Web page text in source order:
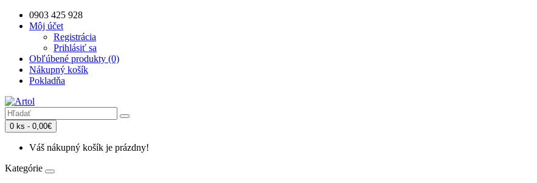
0903 425 928
Môj účet
Registrácia
Prihlásiť sa
Obľúbené produkty (0)
Nákupný košík
Pokladňa
0 ks - 0,00€
Váš nákupný košík je prázdny!
Kategórie